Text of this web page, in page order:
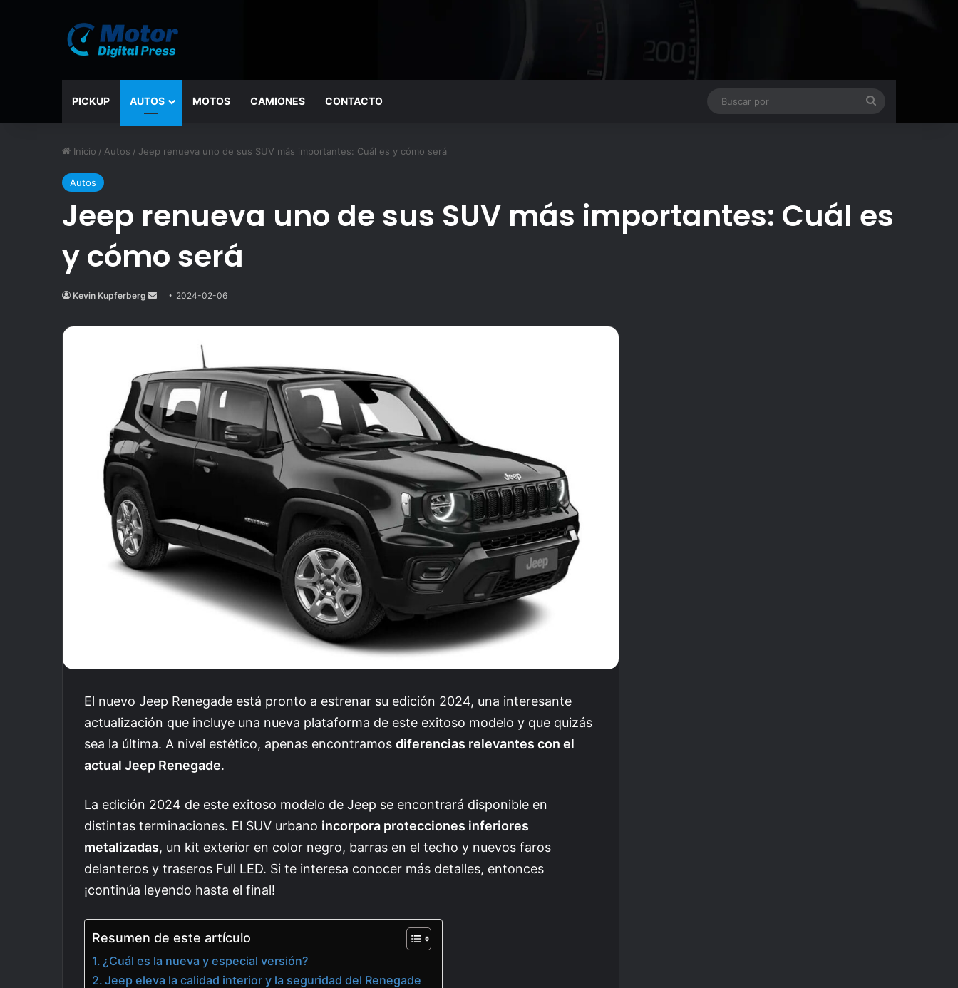
PICKUP AUTOS MOTOS CAMIONES CONTACTO
Inicio / Autos / Jeep renueva uno de sus SUV más importantes: Cuál es y cómo será
Autos
Jeep renueva uno de sus SUV más importantes: Cuál es
y cómo será
Kevin Kupferberg
Send
email
2024-02-06
El nuevo Jeep Renegade está pronto a estrenar su edición 2024, una interesante
actualización que incluye una nueva plataforma de este exitoso modelo y que quizás
sea la última. A nivel estético, apenas encontramos diferencias relevantes con el
actual Jeep Renegade.
La edición 2024 de este exitoso modelo de Jeep se encontrará disponible en
distintas terminaciones. El SUV urbano incorpora protecciones inferiores
metalizadas, un kit exterior en color negro, barras en el techo y nuevos faros
delanteros y traseros Full LED. Si te interesa conocer más detalles, entonces
¡continúa leyendo hasta el final!
Resumen de este artículo
¿Cuál es la nueva y especial versión?
Jeep eleva la calidad interior y la seguridad del Renegade